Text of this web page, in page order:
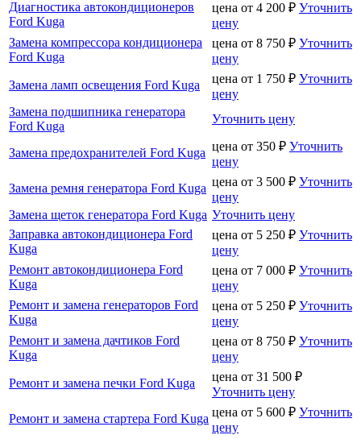
Диагностика автокондиционеров
Ford Kuga
цена от 4 200 ₽ Уточнить
цену
Замена компрессора кондиционера
Ford Kuga
цена от 8 750 ₽ Уточнить
цену
Замена ламп освещения Ford Kuga
цена от 1 750 ₽ Уточнить
цену
Замена подшипника генератора
Ford Kuga
Уточнить цену
Замена предохранителей Ford Kuga цена от 350 ₽ Уточнить
цену
Замена ремня генератора Ford Kuga цена от 3 500 ₽ Уточнить
цену
Замена щеток генератора Ford Kuga Уточнить цену
Заправка автокондиционера Ford
Kuga
цена от 5 250 ₽ Уточнить
цену
Ремонт автокондиционера Ford
Kuga
цена от 7 000 ₽ Уточнить
цену
Ремонт и замена генераторов Ford
Kuga
цена от 5 250 ₽ Уточнить
цену
Ремонт и замена дачтиков Ford
Kuga
цена от 8 750 ₽ Уточнить
цену
Ремонт и замена печки Ford Kuga
цена от 31 500 ₽
Уточнить цену
Ремонт и замена стартера Ford Kuga цена от 5 600 ₽ Уточнить
цену